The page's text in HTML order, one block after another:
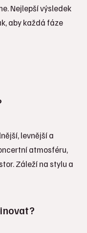
Nejlepší výsledek
aby každá fáze
levnější a
atmosféru,
Záleží na stylu a